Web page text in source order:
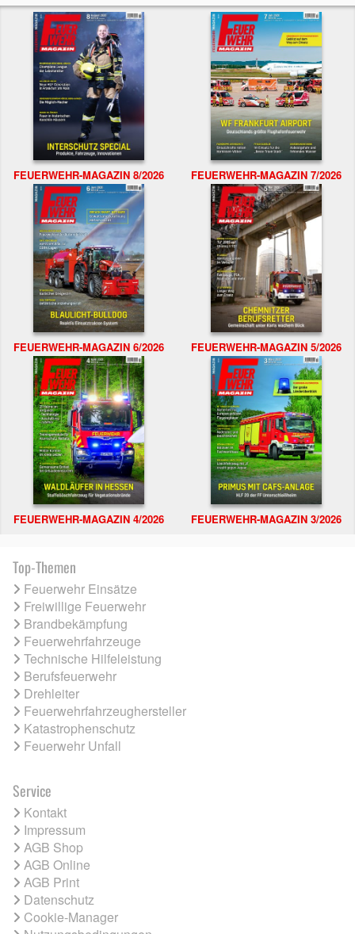
FEUERWEHR-MAGAZIN 8/2026 FEUERWEHR-MAGAZIN 7/2026
FEUERWEHR-MAGAZIN 6/2026 FEUERWEHR-MAGAZIN 5/2026
FEUERWEHR-MAGAZIN 4/2026 FEUERWEHR-MAGAZIN 3/2026
Top-Themen
Feuerwehr Einsätze
Freiwillige Feuerwehr
Brandbekämpfung
Feuerwehrfahrzeuge
Technische Hilfeleistung
Berufsfeuerwehr
Drehleiter
Feuerwehrfahrzeughersteller
Katastrophenschutz
Feuerwehr Unfall
Service
Kontakt
Impressum
AGB Shop
AGB Online
AGB Print
Datenschutz
Cookie-Manager